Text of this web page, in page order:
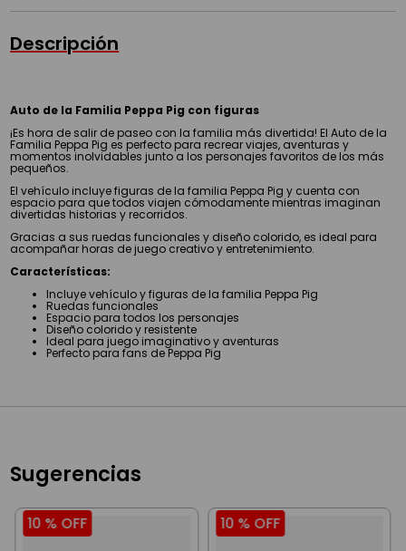
Descripción
Auto de la Familia Peppa Pig con figuras
¡Es hora de salir de paseo con la familia más divertida! El Auto de la
Familia Peppa Pig es perfecto para recrear viajes, aventuras y
momentos inolvidables junto a los personajes favoritos de los más
pequeños.
El vehículo incluye figuras de la familia Peppa Pig y cuenta con
espacio para que todos viajen cómodamente mientras imaginan
divertidas historias y recorridos.
Gracias a sus ruedas funcionales y diseño colorido, es ideal para
acompañar horas de juego creativo y entretenimiento.
Características:
Incluye vehículo y figuras de la familia Peppa Pig
Ruedas funcionales
Espacio para todos los personajes
Diseño colorido y resistente
Ideal para juego imaginativo y aventuras
Perfecto para fans de Peppa Pig
Sugerencias
10 % OFF 10 % OFF